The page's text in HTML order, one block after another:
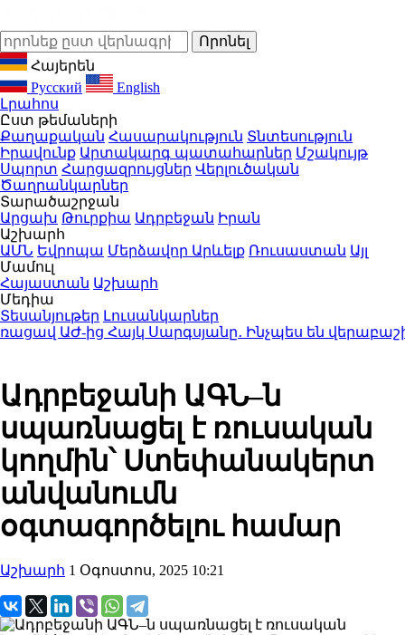
Հայերեն
Русский
English
Լրահոս
Ըստ թեմաների
Քաղաքական Հասարակություն Տնտեսություն
Իրավունք Արտակարգ պատահարներ Մշակույթ
Սպորտ Հարցազրույցներ Վերլուծական
Ծաղրանկարներ
Տարածաշրջան
Արցախ Թուրքիա Ադրբեջան Իրան
Աշխարհ
ԱՄՆ Եվրոպա Մերձավոր Արևելք Ռուսաստան Այլ
Մամուլ
Հայաստան Աշխարհ
Մեդիա
Տեսանյութեր Լուսանկարներ
ԱԺ-ից Հայկ Սարգսյանը․ Ինչպես են
Ադրբեջանի ԱԳՆ–ն
սպառնացել է ռուսական
կողմին՝ Ստեփանակերտ
անվանումն
օգտագործելու համար
Աշխարհ 1 Օգոստոս, 2025 10:21